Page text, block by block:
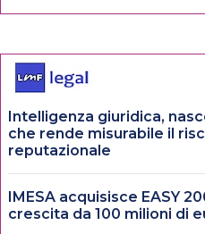
Intelligenza giuridica,
che rende misurabile il
reputazionale
IMESA acquisisce EASY
crescita da 100 milioni di